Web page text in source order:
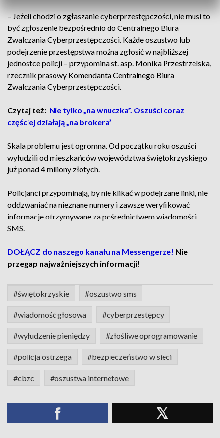
– Jeżeli chodzi o zgłaszanie cyberprzestępczości, nie musi to
być zgłoszenie bezpośrednio do Centralnego Biura
Zwalczania Cyberprzestępczości. Każde oszustwo lub
podejrzenie przestępstwa można zgłosić w najbliższej
jednostce policji – przypomina st. asp. Monika Przestrzelska,
rzecznik prasowy Komendanta Centralnego Biura
Zwalczania Cyberprzestępczości.
Czytaj też: Nie tylko „na wnuczka”. Oszuści coraz
częściej działają „na brokera”
Skala problemu jest ogromna. Od początku roku oszuści
wyłudzili od mieszkańców województwa świętokrzyskiego
już ponad 4 miliony złotych.
Policjanci przypominają, by nie klikać w podejrzane linki, nie
oddzwaniać na nieznane numery i zawsze weryfikować
informacje otrzymywane za pośrednictwem wiadomości
SMS.
DOŁĄCZ do naszego kanału na Messengerze! Nie
przegap najważniejszych informacji!
#świętokrzyskie #oszustwo sms
#wiadomość głosowa #cyberprzestępcy
#wyłudzenie pieniędzy #złośliwe oprogramowanie
#policja ostrzega #bezpieczeństwo w sieci
#cbzc #oszustwa internetowe